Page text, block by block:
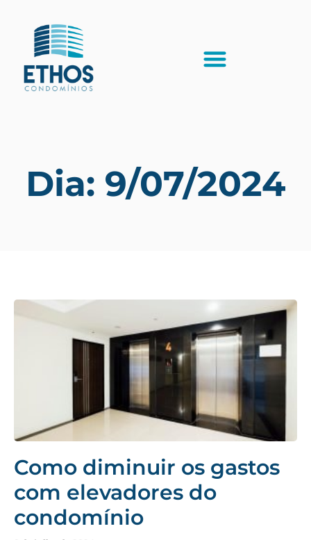
Dia: 9/07/2024
Como diminuir os gastos
com elevadores do
condomínio